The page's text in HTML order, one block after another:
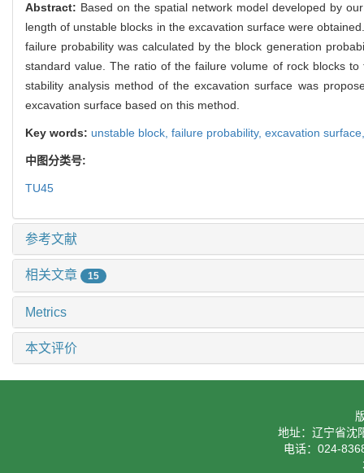
Abstract: Based on the spatial network model developed by
length of unstable blocks in the excavation surface were
failure probability was calculated by the block generation
standard value. The ratio of the failure volume of rock blocks
stability analysis method of the excavation surface was
excavation surface based on this method.
Key words: unstable block, failure probability, excavation
中图分类号:
TU45
参考文献
相关文章 15
Metrics
本文评价
地址：辽宁省沈
电话：024-